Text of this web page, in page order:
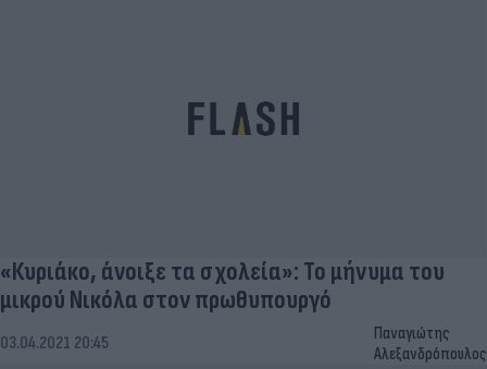
«Κυριάκο, άνοιξε τα σχολεία»: Το μήνυμα του
μικρού Νικόλα στον πρωθυπουργό
03.04.2021 20:45
Παναγιώτης
Αλεξανδρόπουλος